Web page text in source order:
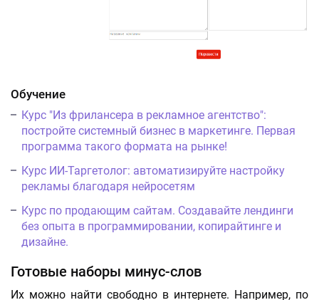
Обучение
Курс "Из фрилансера в рекламное агентство":
постройте системный бизнес в маркетинге. Первая
программа такого формата на рынке!
Курс ИИ-Таргетолог: автоматизируйте настройку
рекламы благодаря нейросетям
Курс по продающим сайтам. Создавайте лендинги
без опыта в программировании, копирайтинге и
дизайне.
Готовые наборы минус-слов
Их можно найти свободно в интернете. Например, по